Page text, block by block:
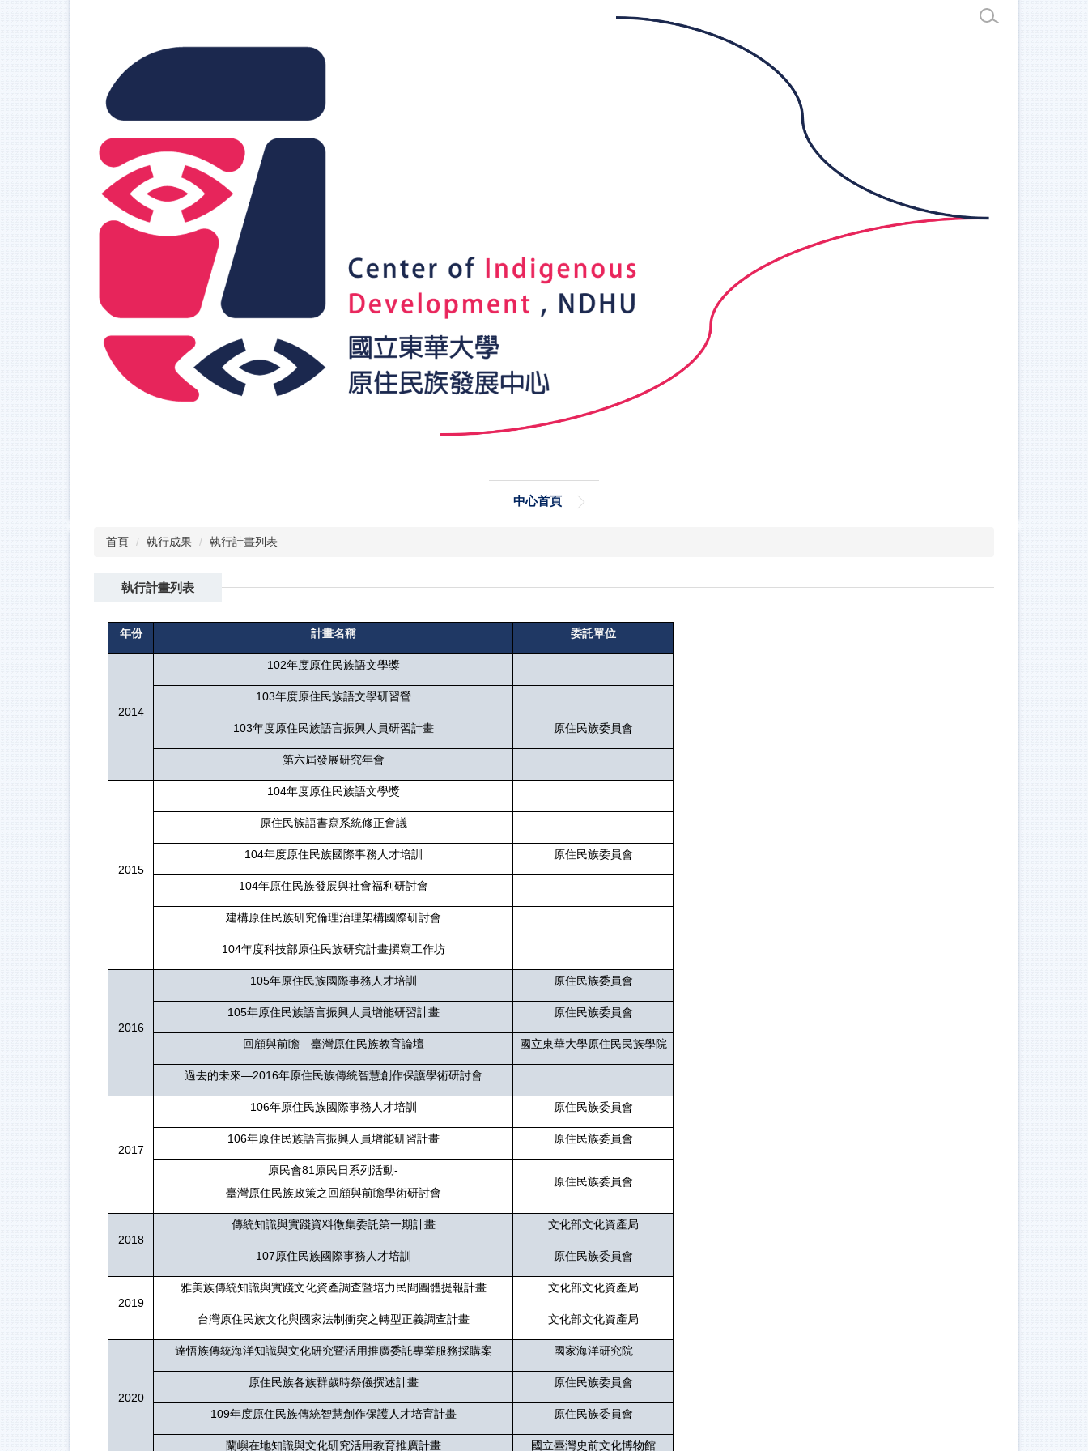
中心首頁
首頁 執行成果 執行計畫列表
執行計畫列表
年份 計畫名稱 委託單位
2014
102年度原住民族語文學獎
103年度原住民族語文學研習營
103年度原住民族語言振興人員研習計畫 原住民族委員會
第六屆發展研究年會
2015
104年度原住民族語文學獎
原住民族語書寫系統修正會議
104年度原住民族國際事務人才培訓 原住民族委員會
104年原住民族發展與社會福利研討會
建構原住民族研究倫理治理架構國際研討會
104年度科技部原住民族研究計畫撰寫工作坊
2016
105年原住民族國際事務人才培訓 原住民族委員會
105年原住民族語言振興人員增能研習計畫 原住民族委員會
回顧與前瞻—臺灣原住民族教育論壇 國立東華大學原住民民族學院
過去的未來—2016年原住民族傳統智慧創作保護學術研討會
2017
106年原住民族國際事務人才培訓 原住民族委員會
106年原住民族語言振興人員增能研習計畫 原住民族委員會
原民會81原民日系列活動-
臺灣原住民族政策之回顧與前瞻學術研討會
原住民族委員會
2018
傳統知識與實踐資料徵集委託第一期計畫 文化部文化資產局
107原住民族國際事務人才培訓 原住民族委員會
2019
雅美族傳統知識與實踐文化資產調查暨培力民間團體提報計畫 文化部文化資產局
台灣原住民族文化與國家法制衝突之轉型正義調查計畫 文化部文化資產局
2020
達悟族傳統海洋知識與文化研究暨活用推廣委託專業服務採購案 國家海洋研究院
原住民族各族群歲時祭儀撰述計畫 原住民族委員會
109年度原住民族傳統智慧創作保護人才培育計畫 原住民族委員會
蘭嶼在地知識與文化研究活用教育推廣計畫 國立臺灣史前文化博物館